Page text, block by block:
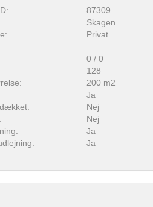
87309
Skagen
Privat
0 / 0
128
200 m2
Ja
Nej
Nej
Ja
Ja